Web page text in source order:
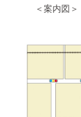
＜案内図＞